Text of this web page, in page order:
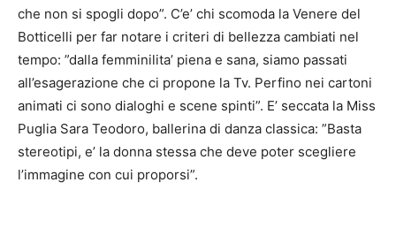
che non si spogli dopo”. C’e’ chi scomoda la Venere del
Botticelli per far notare i criteri di bellezza cambiati nel
tempo: ”dalla femminilita’ piena e sana, siamo passati
all’esagerazione che ci propone la Tv. Perfino nei cartoni
animati ci sono dialoghi e scene spinti”. E’ seccata la Miss
Puglia Sara Teodoro, ballerina di danza classica: ”Basta
stereotipi, e’ la donna stessa che deve poter scegliere
l’immagine con cui proporsi”.